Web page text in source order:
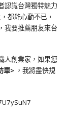
認識台灣獨特魅力
都能心動不已，
我要推薦朋友來台
人創業家，如果您
單> ，我將盡快規